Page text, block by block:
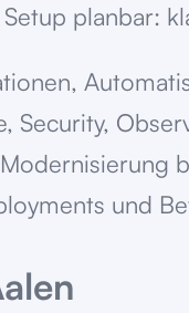
planbar:
Security,
und